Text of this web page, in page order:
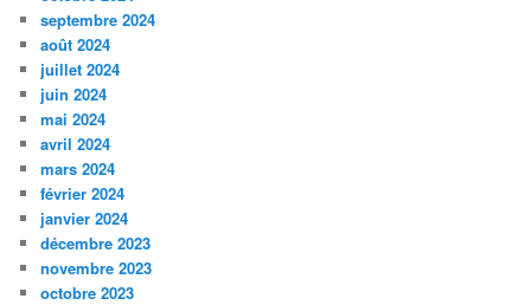
septembre 2024
août 2024
juillet 2024
juin 2024
mai 2024
avril 2024
mars 2024
février 2024
janvier 2024
décembre 2023
novembre 2023
octobre 2023